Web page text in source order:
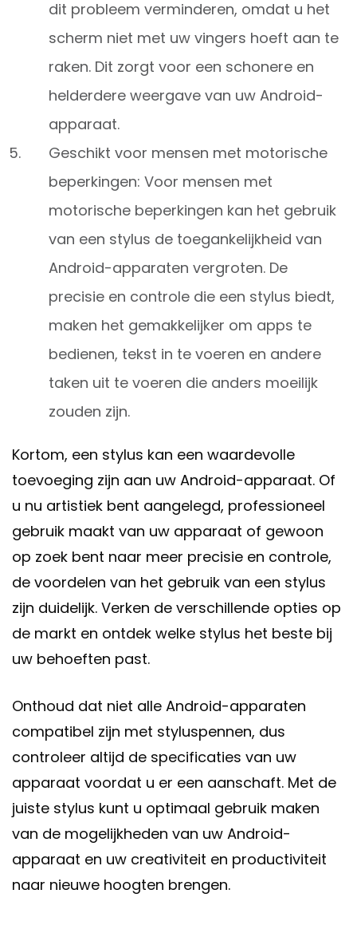
dit probleem verminderen, omdat u het
scherm niet met uw vingers hoeft aan te
raken. Dit zorgt voor een schonere en
helderdere weergave van uw Android-
apparaat.
Geschikt voor mensen met motorische
beperkingen: Voor mensen met
motorische beperkingen kan het gebruik
van een stylus de toegankelijkheid van
Android-apparaten vergroten. De
precisie en controle die een stylus biedt,
maken het gemakkelijker om apps te
bedienen, tekst in te voeren en andere
taken uit te voeren die anders moeilijk
zouden zijn.
Kortom, een stylus kan een waardevolle
toevoeging zijn aan uw Android-apparaat. Of
u nu artistiek bent aangelegd, professioneel
gebruik maakt van uw apparaat of gewoon
op zoek bent naar meer precisie en controle,
de voordelen van het gebruik van een stylus
zijn duidelijk. Verken de verschillende opties op
de markt en ontdek welke stylus het beste bij
uw behoeften past.
Onthoud dat niet alle Android-apparaten
compatibel zijn met styluspennen, dus
controleer altijd de specificaties van uw
apparaat voordat u er een aanschaft. Met de
juiste stylus kunt u optimaal gebruik maken
van de mogelijkheden van uw Android-
apparaat en uw creativiteit en productiviteit
naar nieuwe hoogten brengen.